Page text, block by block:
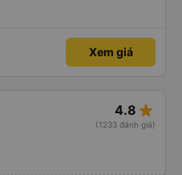
Xem giá
4.8 star_rate
(1233 đánh giá)